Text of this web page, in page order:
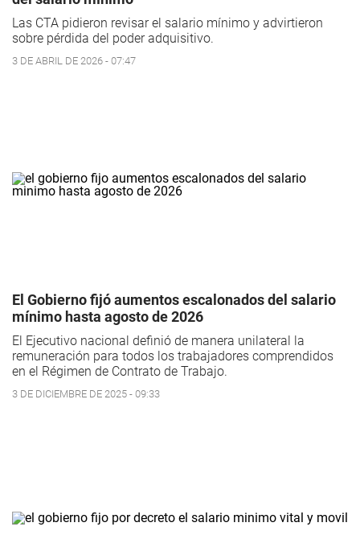
Las CTA pidieron revisar el salario mínimo y advirtieron
sobre pérdida del poder adquisitivo.
3 DE ABRIL DE 2026 - 07:47
El Gobierno fijó aumentos escalonados del salario
mínimo hasta agosto de 2026
El Ejecutivo nacional definió de manera unilateral la
remuneración para todos los trabajadores comprendidos
en el Régimen de Contrato de Trabajo.
3 DE DICIEMBRE DE 2025 - 09:33